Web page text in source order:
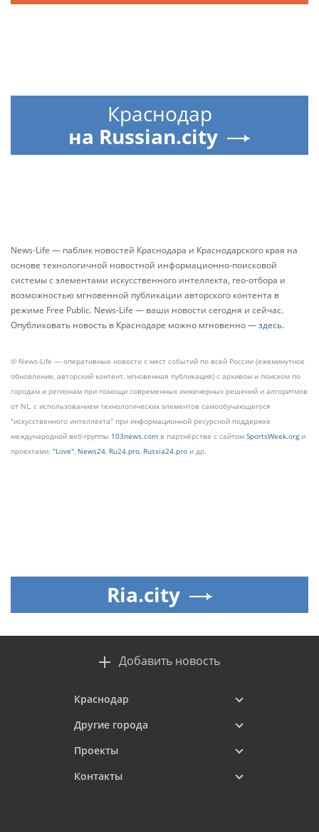
Краснодар
на Russian.city
News-Life — паблик новостей Краснодара и Краснодарского края на
основе технологичной новостной информационно-поисковой
системы с элементами искусственного интеллекта, гео-отбора и
возможностью мгновенной публикации авторского контента в
режиме Free Public. News-Life — ваши новости сегодня и сейчас.
Опубликовать новость в Краснодаре можно мгновенно —здесь.
© News-Life — оперативные новости с мест событий по всей России (ежеминутное
обновление, авторский контент, мгновенная публикация) с архивом и поиском по
городам и регионам при помощи современных инженерных решений и алгоритмов
от NL, с использованием технологических элементов самообучающегося
"искусственного интеллекта" при информационной ресурсной поддержке
международной веб-группы 103news.com в партнёрстве с сайтом SportsWeek.orgи
проектами: "Love", News24, Ru24.pro, Russia24.pro и др.
Ria.city
Добавить новость
Краснодар
Другие города
Проекты
Контакты